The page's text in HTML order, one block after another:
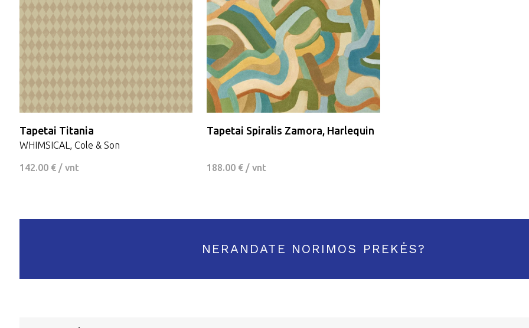
Tapetai Titania
WHIMSICAL, Cole & Son
142.00 € / vnt
Tapetai Spiralis Zamora, Harlequin
188.00 € / vnt
NERANDATE NORIMOS PREKĖS?